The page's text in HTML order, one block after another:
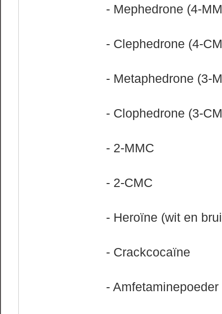
- Mephedrone (4-
- Clephedrone (4-
- Metaphedrone (3-
- Clophedrone (3-
- 2-MMC
- 2-CMC
- Heroïne (wit en
- Crackcocaïne
- Amfetaminepoeder